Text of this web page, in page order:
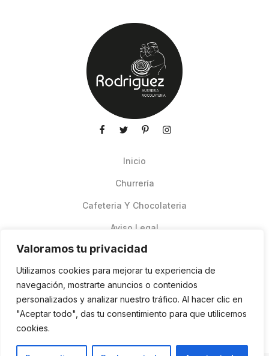
Valoramos tu privacidad
Utilizamos cookies para mejorar tu experiencia de
navegación, mostrarte anuncios o contenidos
personalizados y analizar nuestro tráfico. Al hacer clic en
"Aceptar todo", das tu consentimiento para que utilicemos
cookies.
Inicio
Churrería
Cafeteria Y Chocolateria
Aviso Legal
Pedidos Online Glovo
Contacto